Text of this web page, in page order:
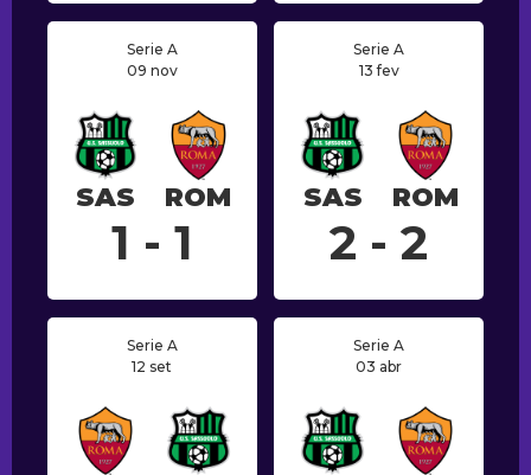
Serie A
09 nov
SAS ROM
1 - 1
Serie A
13 fev
SAS ROM
2 - 2
Serie A
12 set
Serie A
03 abr